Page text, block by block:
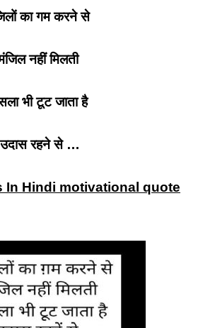
का गम करने से
नहीं मिलती
भी टूट जाता है
उदास रहने से …
In Hindi motivational quote